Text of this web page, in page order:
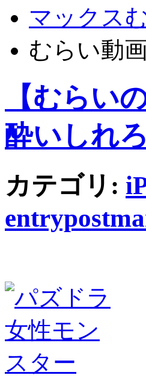
マックス
むらい動画
【むらい
酔いしれろ
カテゴリ: